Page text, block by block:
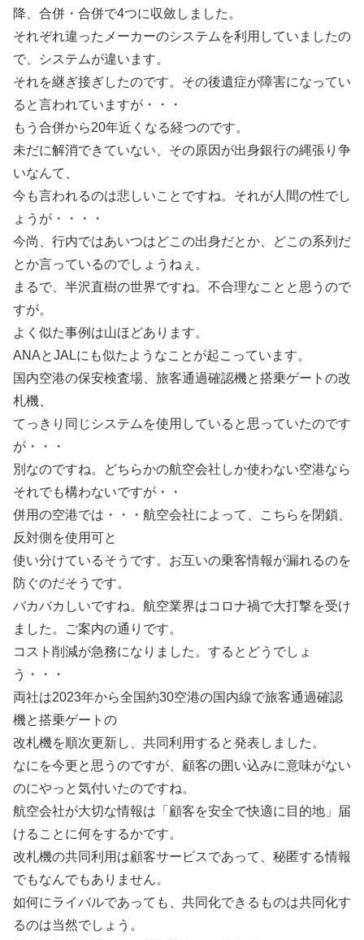
降、合併・合併で4つに収斂しました。
それぞれ違ったメーカーのシステムを利用していましたの
で、システムが違います。
それを継ぎ接ぎしたのです。その後遺症が障害になってい
ると言われていますが・・・
もう合併から20年近くなる経つのです。
未だに解消できていない、その原因が出身銀行の縄張り争
いなんて、
今も言われるのは悲しいことですね。それが人間の性でし
ょうが・・・・
今尚、行内ではあいつはどこの出身だとか、どこの系列だ
とか言っているのでしょうねぇ。
まるで、半沢直樹の世界ですね。不合理なことと思うので
すが。
よく似た事例は山ほどあります。
ANAとJALにも似たようなことが起こっています。
国内空港の保安検査場、旅客通過確認機と搭乗ゲートの改
札機、
てっきり同じシステムを使用していると思っていたのです
が・・・
別なのですね。どちらかの航空会社しか使わない空港なら
それでも構わないですが・・
併用の空港では・・・航空会社によって、こちらを閉鎖、
反対側を使用可と
使い分けているそうです。お互いの乗客情報が漏れるのを
防ぐのだそうです。
バカバカしいですね。航空業界はコロナ禍で大打撃を受け
ました。ご案内の通りです。
コスト削減が急務になりました。するとどうでしょ
う・・・
両社は2023年から全国約30空港の国内線で旅客通過確認
機と搭乗ゲートの
改札機を順次更新し、共同利用すると発表しました。
なにを今更と思うのですが、顧客の囲い込みに意味がない
のにやっと気付いたのですね。
航空会社が大切な情報は「顧客を安全で快適に目的地」届
けることに何をするかです。
改札機の共同利用は顧客サービスであって、秘匿する情報
でもなんでもありません。
如何にライバルであっても、共同化できるものは共同化す
るのは当然でしょう。